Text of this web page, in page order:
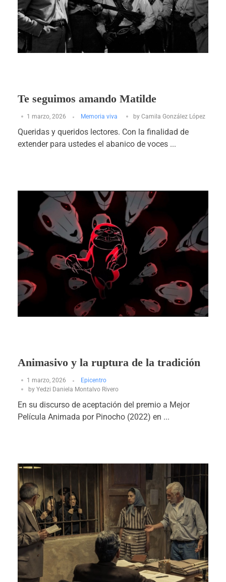
Te seguimos amando Matilde
1 marzo, 2026 Memoria viva by Camila González López
Queridas y queridos lectores. Con la finalidad de
extender para ustedes el abanico de voces ...
Animasivo y la ruptura de la tradición
1 marzo, 2026
Epicentro
by Yedzi Daniela Montalvo Rivero
En su discurso de aceptación del premio a Mejor
Película Animada por Pinocho (2022) en ...